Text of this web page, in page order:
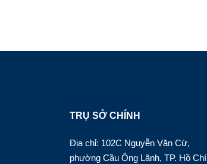
TRỤ SỞ CHÍNH
Địa chỉ: 102C Nguyễn Văn Cừ,
phường Cầu Ông Lãnh, TP. Hồ Chí